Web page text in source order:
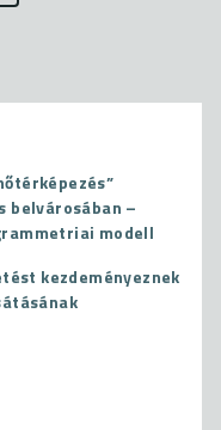
belvárosában –
modell
kezdeményeznek